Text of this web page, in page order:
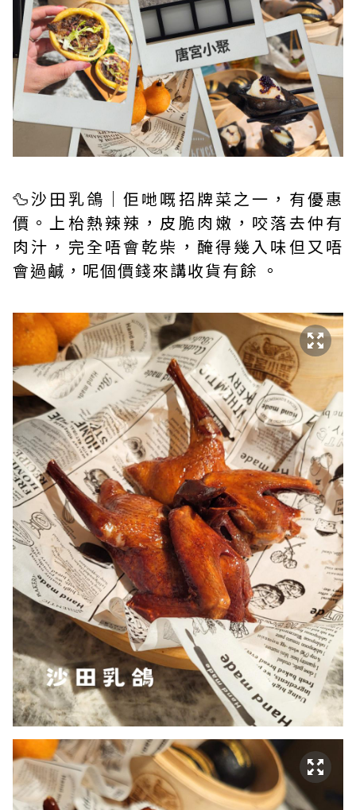
🦆沙田乳鴿｜佢哋嘅招牌菜之一，有優惠
價。上枱熱辣辣，皮脆肉嫩，咬落去仲有
肉汁，完全唔會乾柴，醃得幾入味但又唔
會過鹹，呢個價錢來講收貨有餘 。